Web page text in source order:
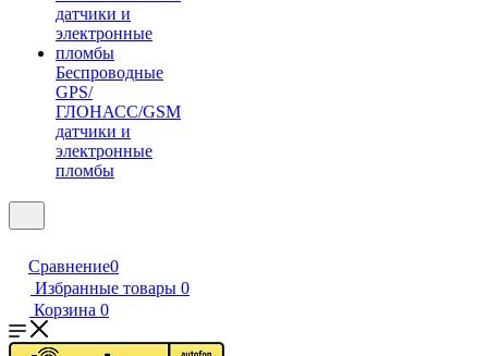
Беспроводные
GPS/
ГЛОНАСС/GSM
датчики и
электронные
пломбы
Сравнение0
Избранные товары 0
Корзина 0